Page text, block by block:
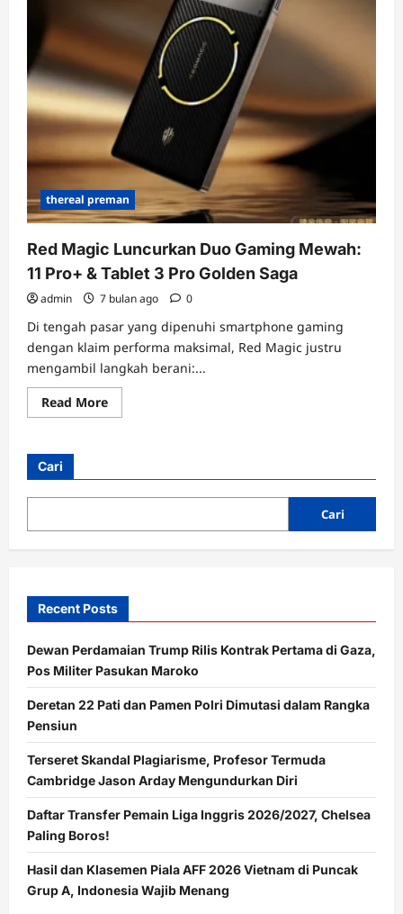
thereal preman
Red Magic Luncurkan Duo Gaming Mewah:
11 Pro+ & Tablet 3 Pro Golden Saga
admin 7 bulan ago 0
Di tengah pasar yang dipenuhi smartphone gaming
dengan klaim performa maksimal, Red Magic justru
mengambil langkah berani:...
Read MoreRead
more
Duo
Mewah:
Pro+
Tablet
Saga
Cari
Cari
Recent Posts
Dewan Perdamaian Trump Rilis Kontrak Pertama di Gaza,
Pos Militer Pasukan Maroko
Deretan 22 Pati dan Pamen Polri Dimutasi dalam Rangka
Pensiun
Terseret Skandal Plagiarisme, Profesor Termuda
Cambridge Jason Arday Mengundurkan Diri
Daftar Transfer Pemain Liga Inggris 2026/2027, Chelsea
Paling Boros!
Hasil dan Klasemen Piala AFF 2026 Vietnam di Puncak
Grup A, Indonesia Wajib Menang